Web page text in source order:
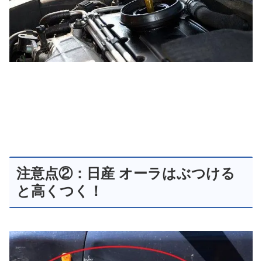
注意点②：日産 オーラはぶつける
と高くつく！